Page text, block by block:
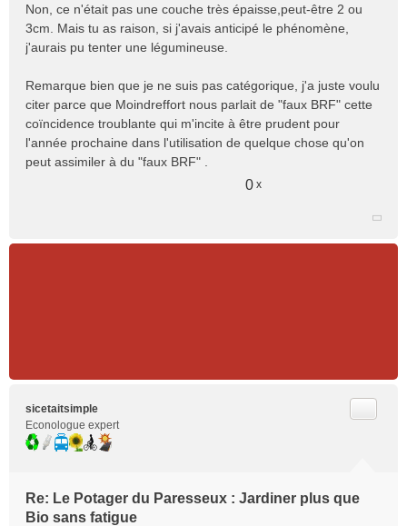
Non, ce n'était pas une couche très épaisse,peut-être 2 ou
3cm. Mais tu as raison, si j'avais anticipé le phénomène,
j'aurais pu tenter une légumineuse.
Remarque bien que je ne suis pas catégorique, j'a juste voulu
citer parce que Moindreffort nous parlait de "faux BRF" cette
coïncidence troublante qui m'incite à être prudent pour
l'année prochaine dans l'utilisation de quelque chose qu'on
peut assimiler à du "faux BRF" .
0 x
sicetaitsimple
Econologue expert
Re: Le Potager du Paresseux : Jardiner plus que
Bio sans fatigue